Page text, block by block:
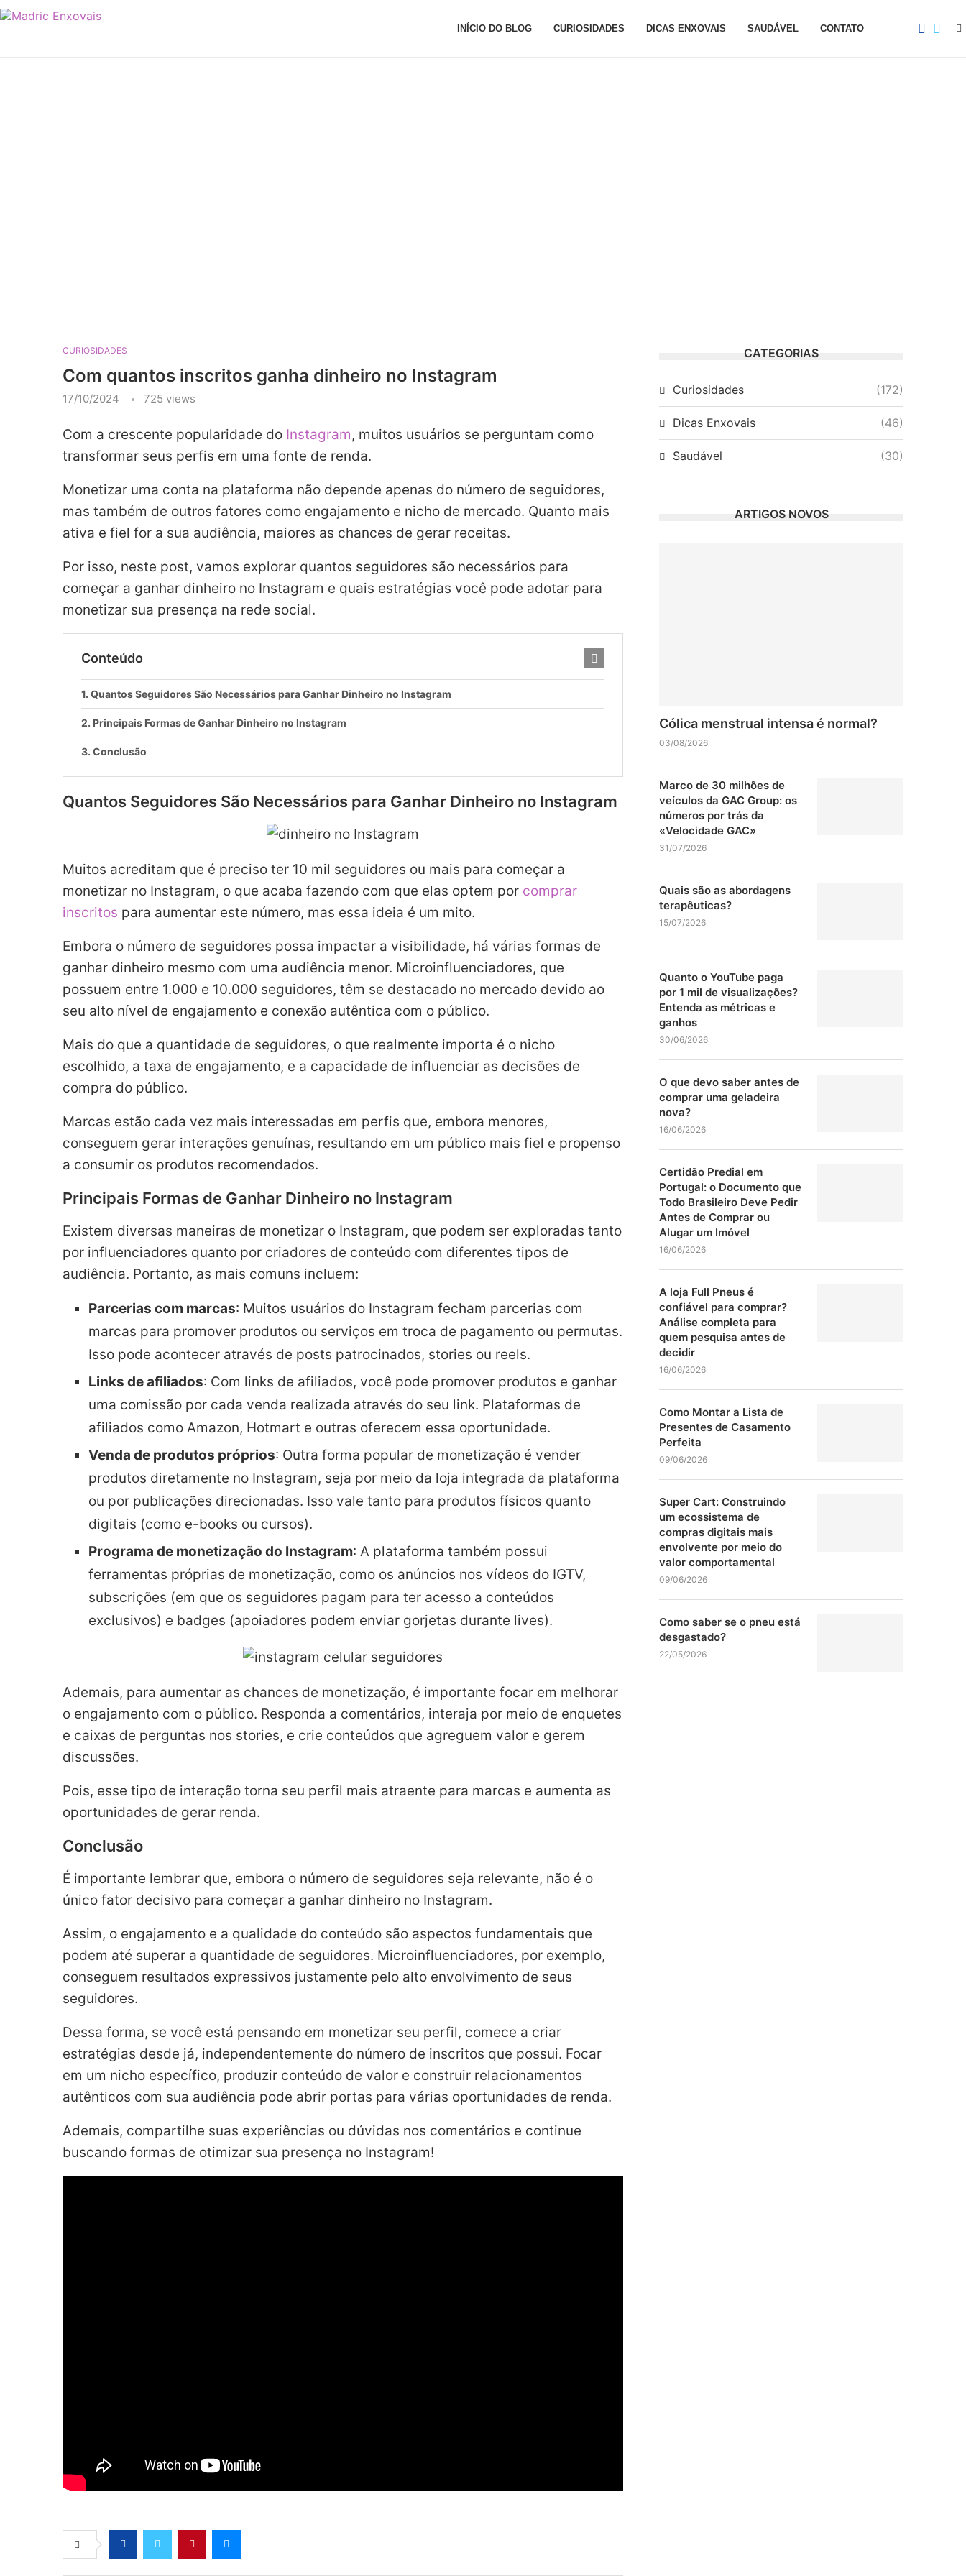
INÍCIO DO BLOG CURIOSIDADES DICAS ENXOVAIS SAUDÁVEL CONTATO
CURIOSIDADES
Com quantos inscritos ganha dinheiro no Instagram
17/10/2024 725 views
Com a crescente popularidade do Instagram, muitos usuários se perguntam como
transformar seus perfis em uma fonte de renda.
Monetizar uma conta na plataforma não depende apenas do número de seguidores,
mas também de outros fatores como engajamento e nicho de mercado. Quanto mais
ativa e fiel for a sua audiência, maiores as chances de gerar receitas.
Por isso, neste post, vamos explorar quantos seguidores são necessários para
começar a ganhar dinheiro no Instagram e quais estratégias você pode adotar para
monetizar sua presença na rede social.
Conteúdo
Quantos Seguidores São Necessários para Ganhar Dinheiro no Instagram
Principais Formas de Ganhar Dinheiro no Instagram
Conclusão
Quantos Seguidores São Necessários para Ganhar Dinheiro no Instagram
Muitos acreditam que é preciso ter 10 mil seguidores ou mais para começar a
monetizar no Instagram, o que acaba fazendo com que elas optem por comprar
inscritos para aumentar este número, mas essa ideia é um mito.
Embora o número de seguidores possa impactar a visibilidade, há várias formas de
ganhar dinheiro mesmo com uma audiência menor. Microinfluenciadores, que
possuem entre 1.000 e 10.000 seguidores, têm se destacado no mercado devido ao
seu alto nível de engajamento e conexão autêntica com o público.
Mais do que a quantidade de seguidores, o que realmente importa é o nicho
escolhido, a taxa de engajamento, e a capacidade de influenciar as decisões de
compra do público.
Marcas estão cada vez mais interessadas em perfis que, embora menores,
conseguem gerar interações genuínas, resultando em um público mais fiel e propenso
a consumir os produtos recomendados.
Principais Formas de Ganhar Dinheiro no Instagram
Existem diversas maneiras de monetizar o Instagram, que podem ser exploradas tanto
por influenciadores quanto por criadores de conteúdo com diferentes tipos de
audiência. Portanto, as mais comuns incluem:
Parcerias com marcas: Muitos usuários do Instagram fecham parcerias com
marcas para promover produtos ou serviços em troca de pagamento ou permutas.
Isso pode acontecer através de posts patrocinados, stories ou reels.
Links de afiliados: Com links de afiliados, você pode promover produtos e ganhar
uma comissão por cada venda realizada através do seu link. Plataformas de
afiliados como Amazon, Hotmart e outras oferecem essa oportunidade.
Venda de produtos próprios: Outra forma popular de monetização é vender
produtos diretamente no Instagram, seja por meio da loja integrada da plataforma
ou por publicações direcionadas. Isso vale tanto para produtos físicos quanto
digitais (como e-books ou cursos).
Programa de monetização do Instagram: A plataforma também possui
ferramentas próprias de monetização, como os anúncios nos vídeos do IGTV,
subscrições (em que os seguidores pagam para ter acesso a conteúdos
exclusivos) e badges (apoiadores podem enviar gorjetas durante lives).
Ademais, para aumentar as chances de monetização, é importante focar em melhorar
o engajamento com o público. Responda a comentários, interaja por meio de enquetes
e caixas de perguntas nos stories, e crie conteúdos que agreguem valor e gerem
discussões.
Pois, esse tipo de interação torna seu perfil mais atraente para marcas e aumenta as
oportunidades de gerar renda.
Conclusão
É importante lembrar que, embora o número de seguidores seja relevante, não é o
único fator decisivo para começar a ganhar dinheiro no Instagram.
Assim, o engajamento e a qualidade do conteúdo são aspectos fundamentais que
podem até superar a quantidade de seguidores. Microinfluenciadores, por exemplo,
conseguem resultados expressivos justamente pelo alto envolvimento de seus
seguidores.
Dessa forma, se você está pensando em monetizar seu perfil, comece a criar
estratégias desde já, independentemente do número de inscritos que possui. Focar
em um nicho específico, produzir conteúdo de valor e construir relacionamentos
autênticos com sua audiência pode abrir portas para várias oportunidades de renda.
Ademais, compartilhe suas experiências ou dúvidas nos comentários e continue
buscando formas de otimizar sua presença no Instagram!
CATEGORIAS
Curiosidades (172)
Dicas Enxovais (46)
Saudável (30)
ARTIGOS NOVOS
Cólica menstrual intensa é normal?
03/08/2026
Marco de 30 milhões de
veículos da GAC Group: os
números por trás da
«Velocidade GAC»
31/07/2026
Quais são as abordagens
terapêuticas?
15/07/2026
Quanto o YouTube paga
por 1 mil de visualizações?
Entenda as métricas e
ganhos
30/06/2026
O que devo saber antes de
comprar uma geladeira
nova?
16/06/2026
Certidão Predial em
Portugal: o Documento que
Todo Brasileiro Deve Pedir
Antes de Comprar ou
Alugar um Imóvel
16/06/2026
A loja Full Pneus é
confiável para comprar?
Análise completa para
quem pesquisa antes de
decidir
16/06/2026
Como Montar a Lista de
Presentes de Casamento
Perfeita
09/06/2026
Super Cart: Construindo
um ecossistema de
compras digitais mais
envolvente por meio do
valor comportamental
09/06/2026
Como saber se o pneu está
desgastado?
22/05/2026